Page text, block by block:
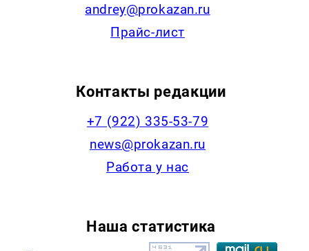
andrey@prokazan.ru
Прайс-лист
Контакты редакции
+7 (922) 335-53-79
news@prokazan.ru
Работа у нас
Наша статистика